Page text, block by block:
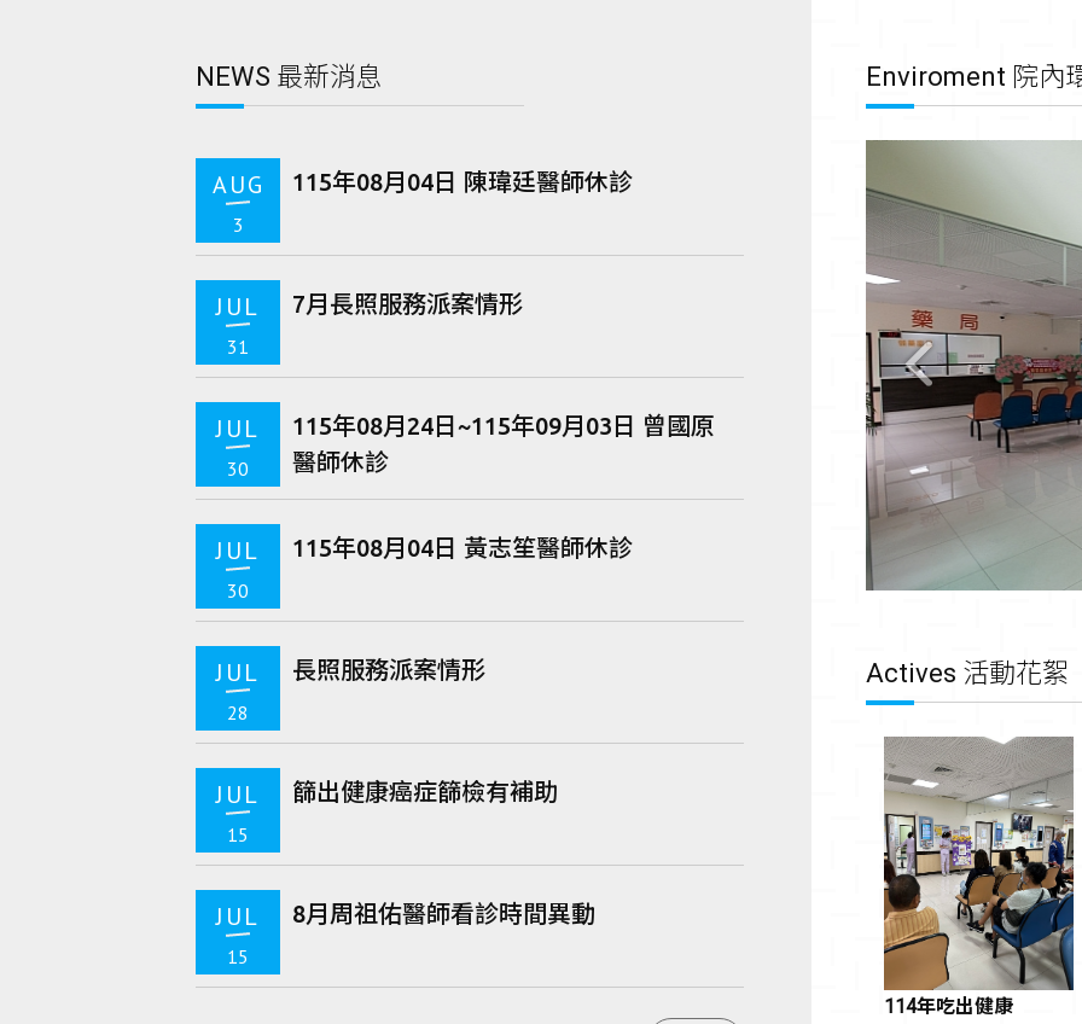
NEWS 最新消息
AUG
3
115年08月04日 陳瑋廷醫師休診
JUL
31
7月長照服務派案情形
JUL
30
115年08月24日~115年09月03日 曾國原
醫師休診
JUL
30
115年08月04日 黃志笙醫師休診
JUL
28
長照服務派案情形
JUL
15
篩出健康癌症篩檢有補助
JUL
15
8月周祖佑醫師看診時間異動
Enviroment 院內
Actives 活動花絮
114年吃出健康